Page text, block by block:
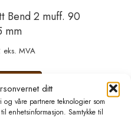
ditt
våre partnere teknologier som
Samtykke til
Bend 2 muff. 90
mm
eks. MVA